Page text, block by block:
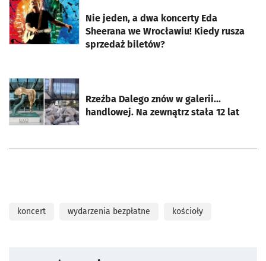
Nie jeden, a dwa koncerty Eda
Sheerana we Wrocławiu! Kiedy rusza
sprzedaż biletów?
otworzy się w nowej karcie
Rzeźba Dalego znów w galerii...
handlowej. Na zewnątrz stała 12 lat
otworzy się w nowej karcie
koncert wydarzenia bezpłatne kościoły